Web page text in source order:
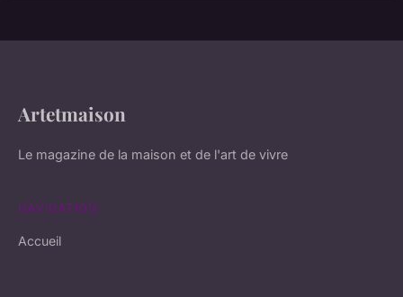
Artetmaison
Le magazine de la maison et de l'art de vivre
NAVIGATION
Accueil